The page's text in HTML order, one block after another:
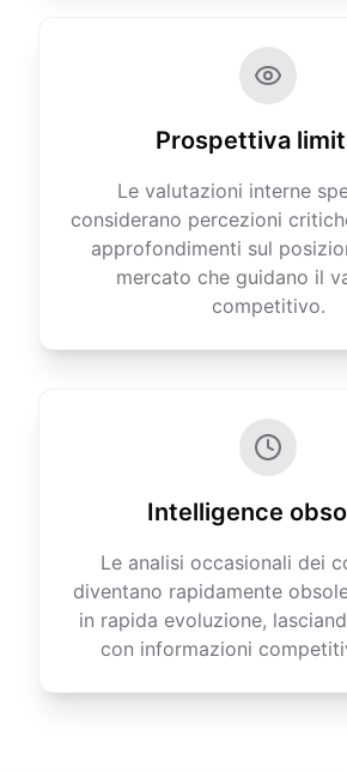
Prospettiva
Le valutazioni interne
considerano percezioni
approfondimenti sul
mercato che guidano il
competitivo.
Intelligence
Le analisi occasionali dei
diventano rapidamente
in rapida evoluzione,
con informazioni